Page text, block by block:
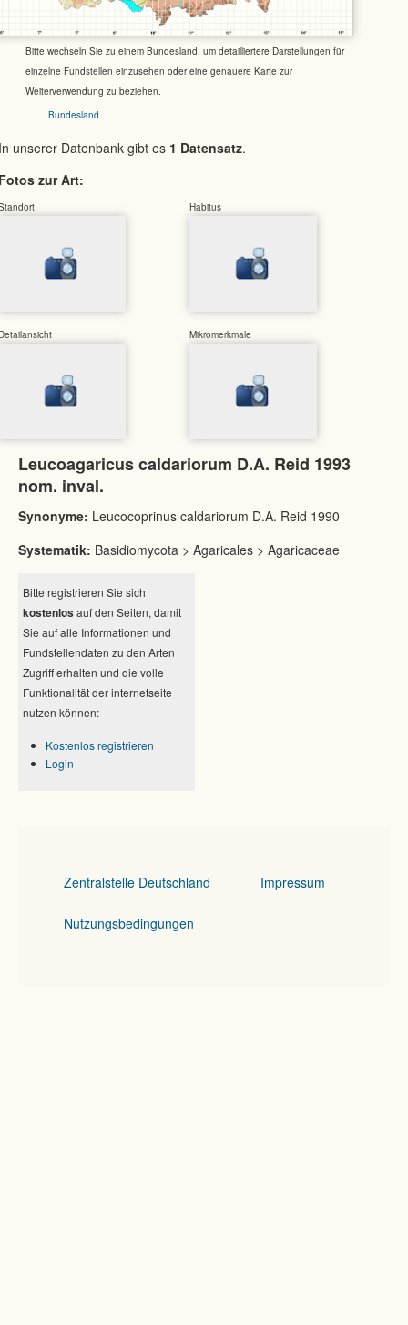
Bitte wechseln Sie zu einem Bundesland, um detailliertere Darstellungen für
einzelne Fundstellen einzusehen oder eine genauere Karte zur
Weiterverwendung zu beziehen.
Bundesland
unserer Datenbank gibt es 1 Datensatz.
zur Art:
Habitus
Mikromerkmale
Leucoagaricus caldariorum D.A. Reid 1993
nom. inval.
Synonyme: Leucocoprinus caldariorum D.A. Reid 1990
Systematik: Basidiomycota > Agaricales > Agaricaceae
Bitte registrieren Sie sich
kostenlos auf den Seiten, damit
Sie auf alle Informationen und
Fundstellendaten zu den Arten
Zugriff erhalten und die volle
Funktionalität der internetseite
nutzen können:
Kostenlos registrieren
Login
Zentralstelle Deutschland Impressum
Nutzungsbedingungen